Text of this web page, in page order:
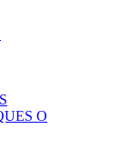
O